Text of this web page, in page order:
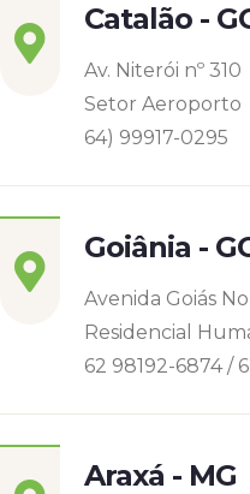
Catalão -
Av. Niterói nº 310
Setor Aeroporto
64) 99917-0295
Goiânia -
Avenida Goiás
Residencial
62 98192-6874 /
Araxá - MG